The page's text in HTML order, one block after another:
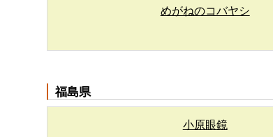
めがねのコバヤシ
福島県
小原眼鏡